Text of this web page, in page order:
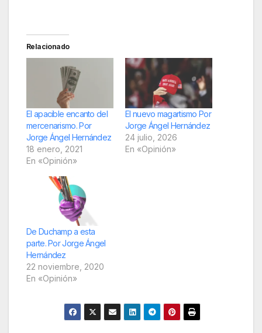
Relacionado
El apacible encanto del
mercenarismo. Por
Jorge Ángel Hernández
18 enero, 2021
En «Opinión»
El nuevo magartismo Por
Jorge Ángel Hernández
24 julio, 2026
En «Opinión»
De Duchamp a esta
parte. Por Jorge Ángel
Hernández
22 noviembre, 2020
En «Opinión»